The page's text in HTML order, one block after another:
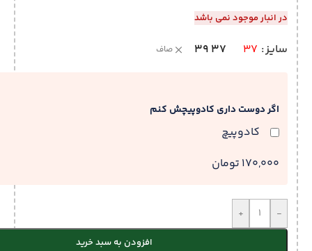
در انبار موجود نمی باشد
سایز 37
37
39 صاف
اگر دوست داری کادوپیچش کنم
کادوپیچ
170,000 تومان
-
+
افزودن به سبد خرید